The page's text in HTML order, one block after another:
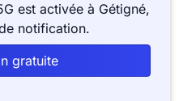
est activée à Gétigné,
notification.
gratuite